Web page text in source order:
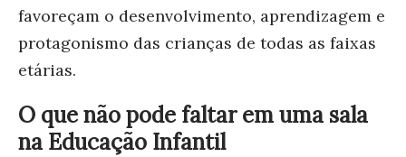
favoreçam o desenvolvimento, aprendizagem e
protagonismo das crianças de todas as faixas
etárias.
O que não pode faltar em uma sala
na Educação Infantil